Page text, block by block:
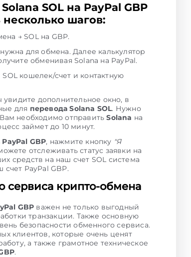
SOL на PayPal GBP
шагов:
→ SOL на GBP.
для обмена. Далее калькулятор
обменивая Solana на PayPal.
кошелек/счет и контактную
дополнительное окно, в
для перевода Solana SOL. Нужно
необходимо отправитьSolana на
займет до 10 минут.
GBP, нажмите кнопку "Я
отслеживать статус заявки на
средств на наш счет SOL система
PayPal GBP.
сервиса крипто-обмена
GBP важен не только выгодный
транзакции. Также основную
безопасности обменного сервиса.
клиентов, которые очень ценят
а также грамотное техническое
.